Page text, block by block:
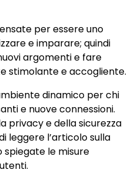
per essere uno
e imparare; quindi
argomenti e fare
stimolante e accogliente.
dinamico per chi
e nuove connessioni.
privacy e della sicurezza
leggere l’articolo sulla
spiegate le misure